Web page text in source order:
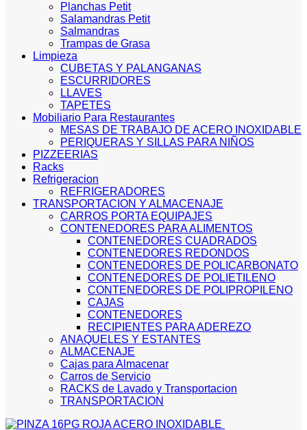
Planchas Petit
Salamandras Petit
Salmandras
Trampas de Grasa
Limpieza
CUBETAS Y PALANGANAS
ESCURRIDORES
LLAVES
TAPETES
Mobiliario Para Restaurantes
MESAS DE TRABAJO DE ACERO INOXIDABLE
PERIQUERAS Y SILLAS PARA NIÑOS
PIZZEERIAS
Racks
Refrigeracion
REFRIGERADORES
TRANSPORTACION Y ALMACENAJE
CARROS PORTA EQUIPAJES
CONTENEDORES PARA ALIMENTOS
CONTENEDORES CUADRADOS
CONTENEDORES REDONDOS
CONTENEDORES DE POLICARBONATO
CONTENEDORES DE POLIETILENO
CONTENEDORES DE POLIPROPILENO
CAJAS
CONTENEDORES
RECIPIENTES PARA ADEREZO
ANAQUELES Y ESTANTES
ALMACENAJE
Cajas para Almacenar
Carros de Servicio
RACKS de Lavado y Transportacion
TRANSPORTACION